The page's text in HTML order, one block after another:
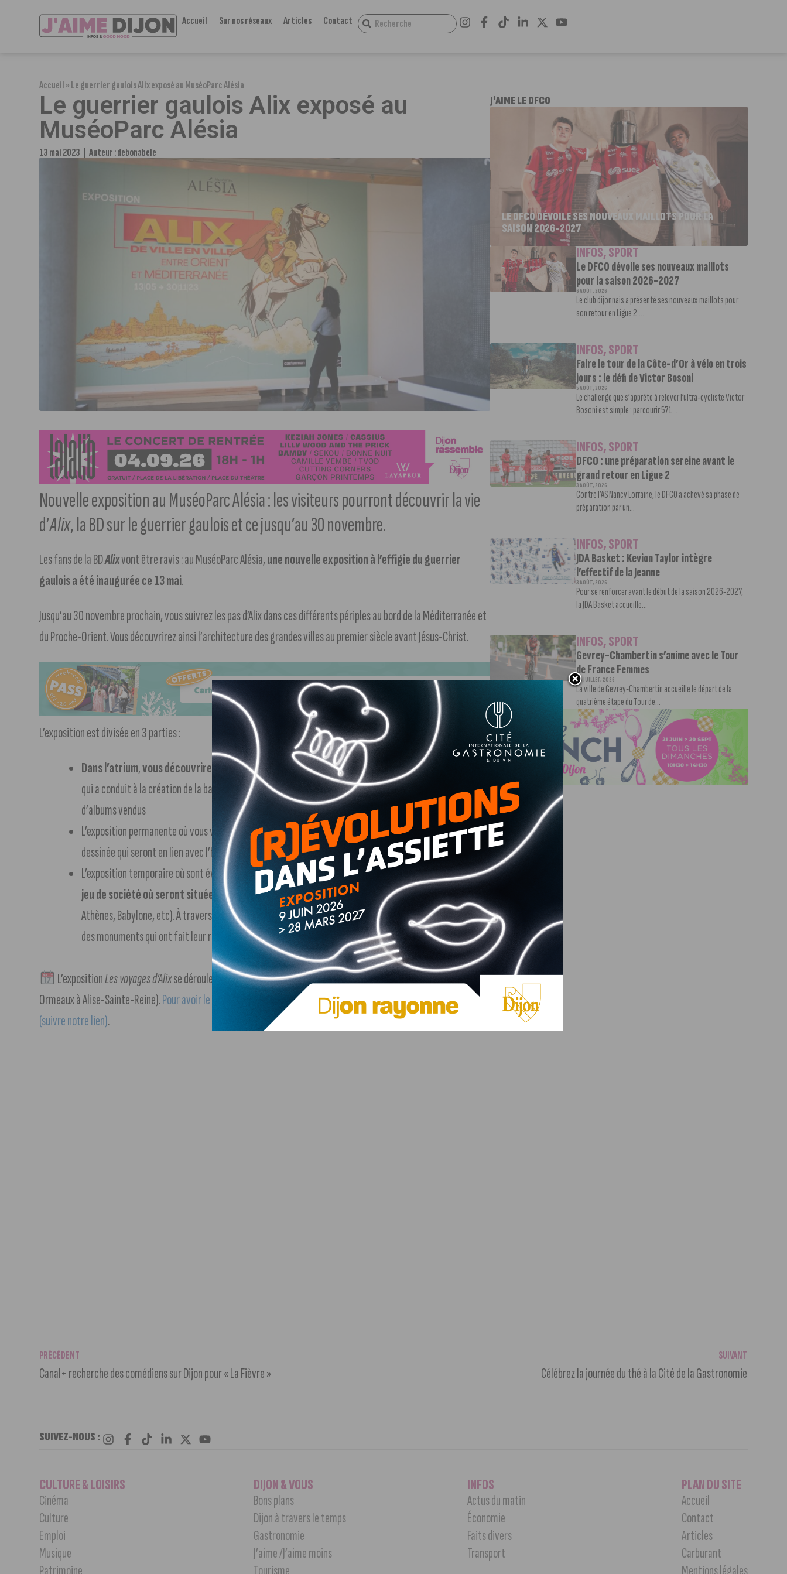
Accueil Sur nos réseaux Articles Contact
Accueil»Le guerrier gaulois Alix exposé au MuséoParc Alésia
Le guerrier gaulois Alix exposé au
MuséoParc Alésia
13 mai 2023 Auteur :debonabele
Nouvelle exposition au MuséoParc Alésia : les visiteurs pourront découvrir la vie
d’Alix, la BD sur le guerrier gaulois et ce jusqu’au 30 novembre.
Les fans de la BDAlixvont être ravis : au MuséoParc Alésia,une nouvelle exposition à l’effigie du guerrier
gaulois a été inaugurée ce 13 mai.
Jusqu’au 30 novembre prochain, vous suivrez les pas d’Alix dans ces différents périples au bord de la Méditerranée et
du Proche-Orient. Vous découvrirez ainsi l’architecture des grandes villes au premier siècle avant Jésus-Christ.
L’exposition est divisée en 3 parties :
Dans l’atrium,vous découvrirez la vie de l’illustrateur Jacques Martin
et sa passion pour l’histoire
qui a conduit à la création de la bande-dessinnée.Alix, c’est 75 ans d’illustrations et plus de 12 millions
d’albums vendus
L’exposition permanente où vous verrez davantage le personnage d’Alix et des extraits de la bande-
dessinée qui seront en lien avec l’histoire du site d’Alésia ;
L’exposition temporaire où sont évoqués
les différents voyages d’Alix Une carte au sol reprendra le
jeu de société où seront situées les villes sélectionnées dans l’exposition(Marseille, Rome,
Athènes, Babylone, etc). À travers ce voyage, vous vous immergez dans ces grandes villes à la découverte
des monuments qui ont fait leur renommée et des jeux seront mis à disposition pour l’occasion.
L’expositionLes voyages d’Alixse déroule du 13 mai au 30 novembre au MuséoParc Alésia (Route des trois
Ormeaux à Alise-Sainte-Reine).Pour avoir le détail de la nouvelle exposition, direction le site du MuséoParc Alésia
(suivre notre lien).
J'AIME LE DFCO
LE DFCO DÉVOILE SES NOUVEAUX MAILLOTS POUR LA
SAISON 2026-2027
INFOS,SPORT
Le DFCO dévoile ses nouveaux maillots
pour la saison 2026-2027
6 AOÛT, 2026
Le club dijonnais a présenté ses nouveaux maillots pour
son retour en Ligue 2....
INFOS,SPORT
Faire le tour de la Côte-d’Or à vélo en trois
jours : le défi de Victor Bosoni
5 AOÛT, 2026
Le challenge que s’apprête à relever l’ultra-cycliste Victor
Bosoni est simple : parcourir 571...
INFOS,SPORT
DFCO : une préparation sereine avant le
grand retour en Ligue 2
3 AOÛT, 2026
Contre l’AS Nancy Lorraine, le DFCO a achevé sa phase de
préparation par un...
INFOS,SPORT
JDA Basket : Kevion Taylor intègre
l’effectif de la Jeanne
3 AOÛT, 2026
Pour se renforcer avant le début de la saison 2026-2027,
la JDA Basket accueille...
INFOS,SPORT
Gevrey-Chambertin s’anime avec le Tour
de France Femmes
30 JUILLET, 2026
La ville de Gevrey-Chambertin accueille le départ de la
quatrième étape du Tour de...
PRÉCÉDENT
Canal+ recherche des comédiens sur Dijon pour « La Fièvre »
SUIVANT
Célébrez la journée du thé à la Cité de la Gastronomie
SUIVEZ-NOUS :
CULTURE & LOISIRS
Cinéma
Culture
Emploi
Musique
DIJON & VOUS
Bons plans
Dijon à travers le temps
Gastronomie
J’aime /J’aime moins
INFOS
Actus du matin
Économie
Faits divers
Transport
PLAN DU SITE
Accueil
Contact
Articles
Carburant